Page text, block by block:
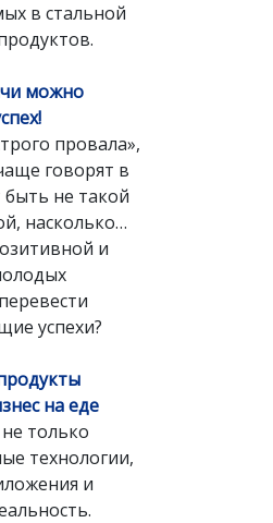
в стальной
можно
провала»,
говорят в
не такой
насколько…
и
успехи?
на еде
только
технологии,
и